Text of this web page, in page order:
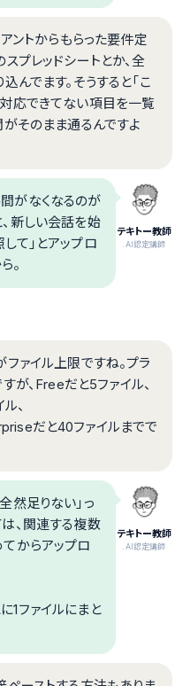
ントからもらった要件定
プレッドシートとか、全
んでます。そうすると「こ
応できてない項目を一覧
がそのまま通るんですよ
テキトー教師
.AI認定講師
がなくなるのが
、新しい会話を始
て」とアップロ
。
ァイル上限ですね。プラ
が、Freeだと5ファイル、
、
だと40ファイルまでで
テキトー教師
.AI認定講師
然足りない」っ
は、関連する複数
からアップロ
1ファイルにまと